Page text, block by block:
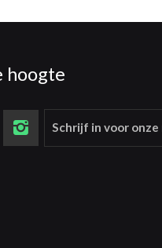
hoogte
Schrijf in voor